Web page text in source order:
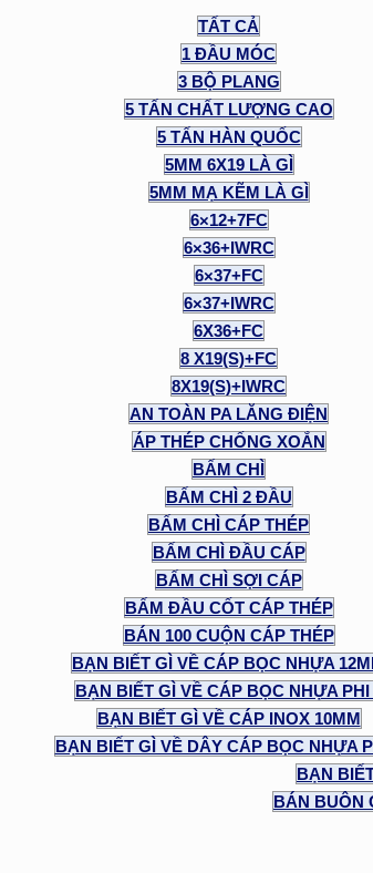
TẤT CẢ
1 ĐẦU MÓC
3 BỘ PLANG
5 TẤN CHẤT LƯỢNG CAO
5 TẤN HÀN QUỐC
5MM 6X19 LÀ GÌ
5MM MẠ KẼM LÀ GÌ
6×12+7FC
6×36+IWRC
6×37+FC
6×37+IWRC
6X36+FC
8 X19(S)+FC
8X19(S)+IWRC
AN TOÀN PA LĂNG ĐIỆN
ÁP THÉP CHỐNG XOẮN
BẤM CHÌ
BẤM CHÌ 2 ĐẦU
BẤM CHÌ CÁP THÉP
BẤM CHÌ ĐẦU CÁP
BẤM CHÌ SỢI CÁP
BẤM ĐẦU CỐT CÁP THÉP
BÁN 100 CUỘN CÁP THÉP
BẠN BIẾT GÌ VỀ CÁP BỌC NHỰA
BẠN BIẾT GÌ VỀ CÁP BỌC NHỰA PHI
BẠN BIẾT GÌ VỀ CÁP INOX 10MM
BẠN BIẾT GÌ VỀ DÂY CÁP BỌC NHỰA
BẠN
BÁN BUÔN